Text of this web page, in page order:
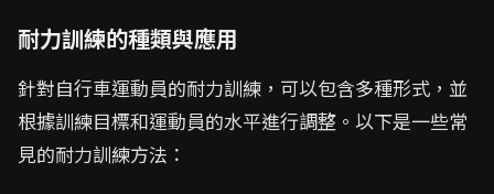
耐力訓練的種類與應用
針對自行車運動員的耐力訓練，可以包含多種形式，並
根據訓練目標和運動員的水平進行調整。以下是一些常
見的耐力訓練方法：